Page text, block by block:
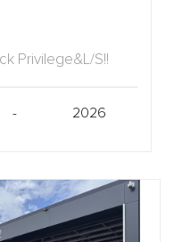
Privilege&L/S!!
- 2026